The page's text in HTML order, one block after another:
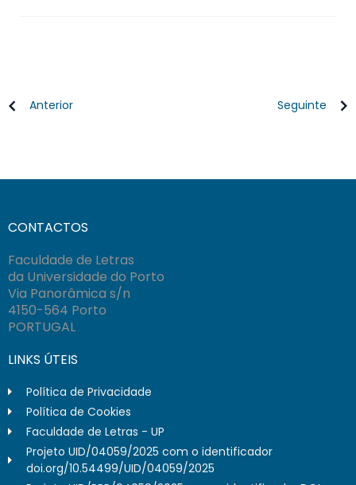
Anterior Seguinte
CONTACTOS
Faculdade de Letras
da Universidade do Porto
Via Panorâmica s/n
4150-564 Porto
PORTUGAL
LINKS ÚTEIS
Política de Privacidade
Política de Cookies
Faculdade de Letras - UP
Projeto UID/04059/2025 com o identificador
doi.org/10.54499/UID/04059/2025